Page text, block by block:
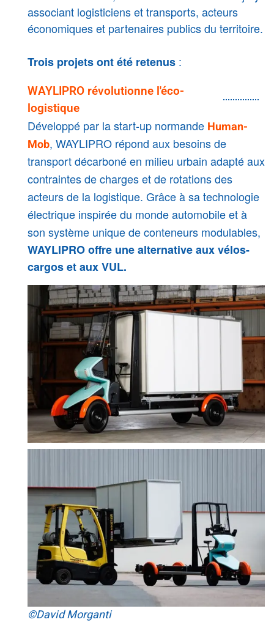
associant logisticiens et transports, acteurs
économiques et partenaires publics du territoire.
Trois projets ont été retenus :
WAYLIPRO révolutionne l'éco-
logistique
Développé par la start-up normande Human-
Mob, WAYLIPRO répond aux besoins de
transport décarboné en milieu urbain adapté aux
contraintes de charges et de rotations des
acteurs de la logistique. Grâce à sa technologie
électrique inspirée du monde automobile et à
son système unique de conteneurs modulables,
WAYLIPRO offre une alternative aux vélos-
cargos et aux VUL.
©David Morganti